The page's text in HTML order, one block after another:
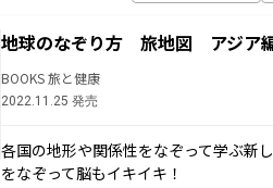
地球のなぞり方 旅地図 アジア
BOOKS 旅と健康
2022.11.25 発売
各国の地形や関係性をなぞって学ぶ新
をなぞって脳もイキイキ！